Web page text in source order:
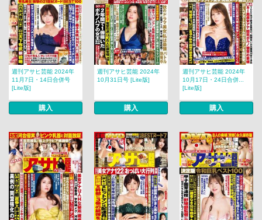
週刊アサヒ芸能 2024年
11月7日・14日合併号
[Lite版]
購入
週刊アサヒ芸能 2024年
10月31日号 [Lite版]
購入
週刊アサヒ芸能 2024年
10月17日・24日合併...
[Lite版]
購入